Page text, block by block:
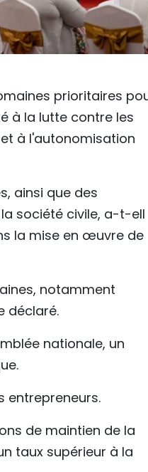
prioritaires
à la lutte contre les
à l'autonomisation
ainsi que des
société civile, a-t-ell
la mise en œuvre de
notamment
déclaré.
nationale, un
entrepreneurs.
de maintien de la
taux supérieur à la